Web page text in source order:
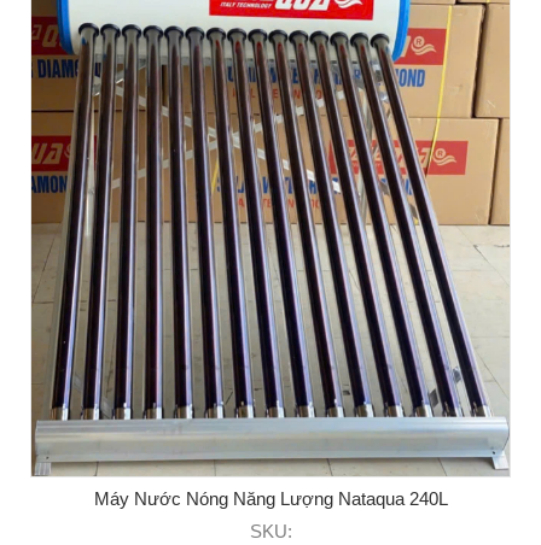
Máy Nước Nóng Năng Lượng Nataqua 240L
SKU: